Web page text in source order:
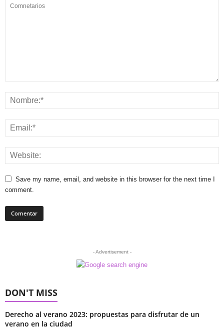
Save my name, email, and website in this browser for the next time I
comment.
- Advertisement -
DON'T MISS
Derecho al verano 2023: propuestas para disfrutar de un
verano en la ciudad